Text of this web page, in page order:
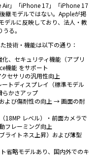
」「iPhone 17」「iPhone 17
継モデルではない。Appleが掲
デルに反映しており、法人・教
る。
技術・機能は以下の通り：
、セキュリティ機能（アプリ
機能 をサポート
セサリの汎用性向上
トディスプレイ（標準モデル
かさアップ
よび傷耐性の向上 → 画面の耐
18MP レベル）・前面カメラで
フレーミング向上
ライトネス上昇）および薄型
省略モデルあり、国内外でのキ